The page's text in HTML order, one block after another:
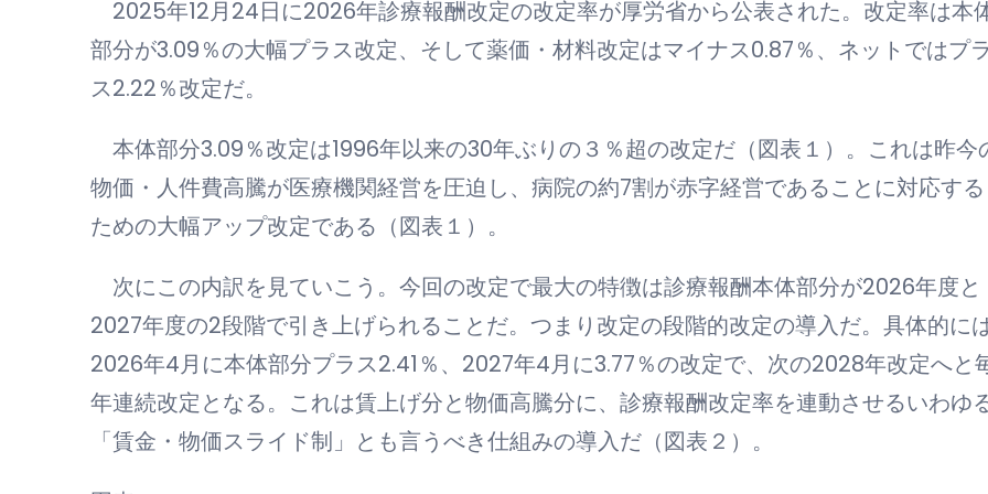
2025年12月24日に2026年診療報酬改定の改定率が厚労省から公表された。改定率は本
部分が3.09％の大幅プラス改定、そして薬価・材料改定はマイナス0.87％、ネットではプラ
ス2.22％改定だ。
本体部分3.09％改定は1996年以来の30年ぶりの３％超の改定だ（図表１）。これは昨今
物価・人件費高騰が医療機関経営を圧迫し、病院の約7割が赤字経営であることに対応する
ための大幅アップ改定である（図表１）。
次にこの内訳を見ていこう。今回の改定で最大の特徴は診療報酬本体部分が2026年度と
2027年度の2段階で引き上げられることだ。つまり改定の段階的改定の導入だ。具体的に
2026年4月に本体部分プラス2.41％、2027年4月に3.77％の改定で、次の2028年改定へと
年連続改定となる。これは賃上げ分と物価高騰分に、診療報酬改定率を連動させるいわゆ
「賃金・物価スライド制」とも言うべき仕組みの導入だ（図表２）。